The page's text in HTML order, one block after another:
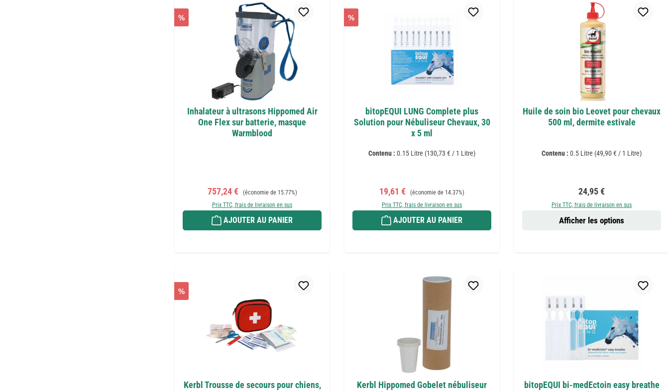
%
Inhalateur à ultrasons Hippomed Air
One Flex sur batterie, masque
Warmblood
Prix de vente :
757,24 € Prix régulier :
(économie de 15.77%)
Prix TTC, frais de livraison en sus
AJOUTER AU PANIER
%
bitopEQUI LUNG Complete plus
Solution pour Nébuliseur Chevaux, 30
x 5 ml
Contenu : 0.15 Litre (130,73 € / 1 Litre)
Prix de vente :
19,61 € Prix régulier :
(économie de 14.37%)
Prix TTC, frais de livraison en sus
AJOUTER AU PANIER
Huile de soin bio Leovet pour chevaux
500 ml, dermite estivale
Contenu : 0.5 Litre (49,90 € / 1 Litre)
Prix régulier :
24,95 €
Prix TTC, frais de livraison en sus
Afficher les options
%
Kerbl Trousse de secours pour chiens,
Kerbl Hippomed Gobelet nébuliseur
bitopEQUI bi-medEctoin easy breathe